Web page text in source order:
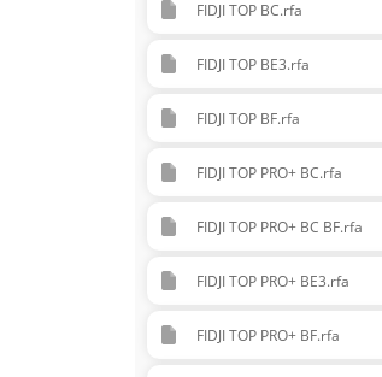
FIDJI TOP BC.rfa
FIDJI TOP BE3.rfa
FIDJI TOP BF.rfa
FIDJI TOP PRO+ BC.rfa
FIDJI TOP PRO+ BC BF.rfa
FIDJI TOP PRO+ BE3.rfa
FIDJI TOP PRO+ BF.rfa